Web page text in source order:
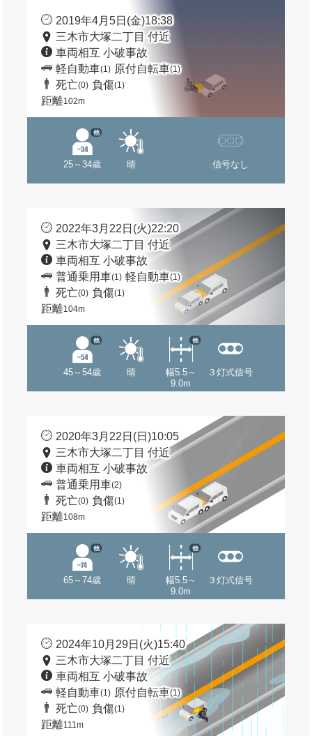
2019年4月5日(金)18:38
三木市大塚二丁目 付近
車両相互 小破事故
軽自動車(1) 原付自転車(1)
死亡(0) 負傷(1)
距離102m
25～34歳
他
晴 信号なし
2022年3月22日(火)22:20
三木市大塚二丁目 付近
車両相互 小破事故
普通乗用車(1) 軽自動車(1)
死亡(0) 負傷(1)
距離104m
45～54歳
他
晴
幅5.5～
9.0m
他
３灯式信号
2020年3月22日(日)10:05
三木市大塚二丁目 付近
車両相互 小破事故
普通乗用車(2)
死亡(0) 負傷(1)
距離108m
65～74歳
他
晴
幅5.5～
9.0m
他
３灯式信号
2024年10月29日(火)15:40
三木市大塚二丁目 付近
車両相互 小破事故
軽自動車(1) 原付自転車(1)
死亡(0) 負傷(1)
距離111m